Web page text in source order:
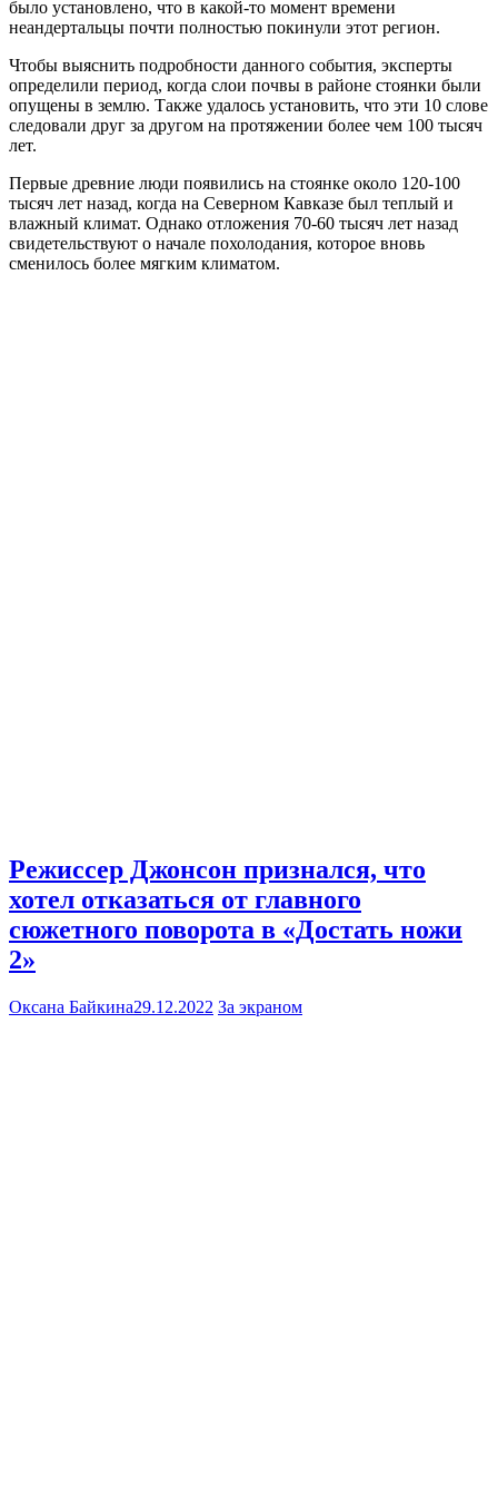
было установлено, что в какой-то момент времени
неандертальцы почти полностью покинули этот регион.
Чтобы выяснить подробности данного события, эксперты
определили период, когда слои почвы в районе стоянки были
опущены в землю. Также удалось установить, что эти 10 слове
следовали друг за другом на протяжении более чем 100 тысяч
лет.
Первые древние люди появились на стоянке около 120-100
тысяч лет назад, когда на Северном Кавказе был теплый и
влажный климат. Однако отложения 70-60 тысяч лет назад
свидетельствуют о начале похолодания, которое вновь
сменилось более мягким климатом.
Режиссер Джонсон признался, что
хотел отказаться от главного
сюжетного поворота в «Достать ножи
2»
Оксана Байкина29.12.2022 За экраном